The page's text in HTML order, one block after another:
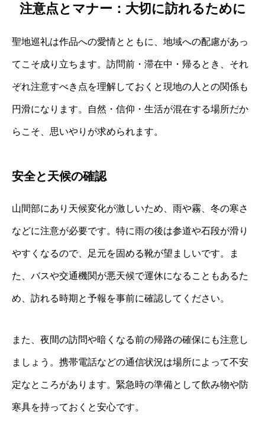
注意点とマナー：大切に訪れるために
聖地巡礼は作品への愛情とともに、地域への配慮があっ
てこそ成り立ちます。訪問前・滞在中・帰るとき、それ
ぞれ注意すべき点を理解しておくと現地の人との関係も
円滑になります。自然・信仰・生活が混在する場所だか
らこそ、思いやりが求められます。
安全と天候の確認
山間部にあり天候変化が激しいため、雨や霧、冬の寒さ
などに注意が必要です。特に雨の後は参道や石段が滑り
やすくなるので、足元を固める靴が望ましいです。ま
た、バスや交通機関が悪天候で運休になることもあるた
め、訪れる時期と予報を事前に確認してください。
また、夜間の訪問や暗くなる前の帰路の確保にも注意し
ましょう。携帯電話などの通信状況は場所によって不安
定なところがあります。緊急時の準備として飲み物や防
寒具を持っておくと安心です。